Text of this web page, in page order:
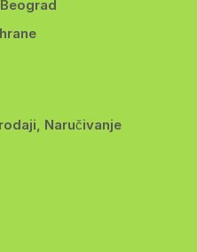
Naručivanje